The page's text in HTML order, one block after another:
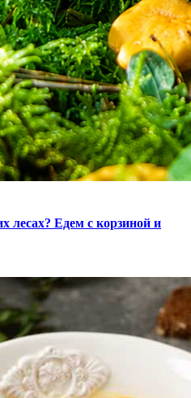
лесах? Едем с корзиной и